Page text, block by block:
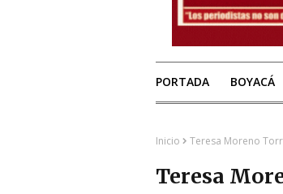
PORTADA BOYACÁ
Inicio Teresa Moreno
Teresa